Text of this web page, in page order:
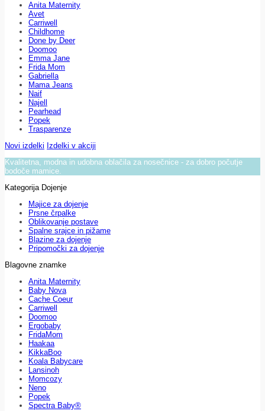
Anita Maternity
Avet
Carriwell
Childhome
Done by Deer
Doomoo
Emma Jane
Frida Mom
Gabriella
Mama Jeans
Naif
Najell
Pearhead
Popek
Trasparenze
Novi izdelki Izdelki v akciji
Kvalitetna, modna in udobna oblačila za nosečnice - za dobro počutje
bodoče mamice.
Kategorija Dojenje
Majice za dojenje
Prsne črpalke
Oblikovanje postave
Spalne srajce in pižame
Blazine za dojenje
Pripomočki za dojenje
Blagovne znamke
Anita Maternity
Baby Nova
Cache Coeur
Carriwell
Doomoo
Ergobaby
FridaMom
Haakaa
KikkaBoo
Koala Babycare
Lansinoh
Momcozy
Neno
Popek
Spectra Baby®